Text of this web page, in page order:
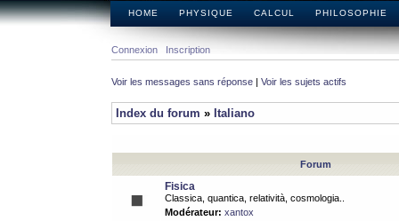
HOME PHYSIQUE CALCUL PHILOSOPHIE
Connexion Inscription
Voir les messages sans réponse | Voir les sujets actifs
Index du forum » Italiano
Forum
Fisica
Classica, quantica, relatività, cosmologia..
Modérateur: xantox